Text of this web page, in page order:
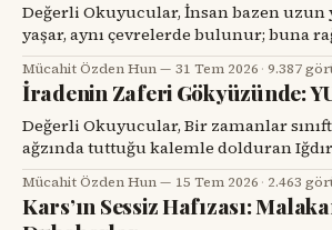
Değerli Okuyucular, İnsan bazen uzun yıllar aynı şehirde
yaşar, aynı çevrelerde bulunur; buna
başındaki değerli bir hemşehrisini
tesadüfü beklemek zorunda kalır. Prof.
Karasu’yla tanışmam da böyle oldu. Onu ilk gördüğümde,
karşımdaki kişinin başarılı bir diş
üniversite yöneticisi
Mücahit Özden Hun 31 Tem 2026 ·9.387
İradenin Zaferi Gökyüzünde:
Değerli Okuyucular, Bir zamanlar sınıftaki sınav kâğıdını
ağzında tuttuğu kalemle dolduran
bugün aynı kalemle Türkiye’nin millî
KAAN’ı çiziyor. Çocuk yuvalarından
sahnelerine, resim atölyelerinden
Mücahit Özden Hun 15 Tem 2026 · 2.463
Kars’ın Sessiz Hafızası: